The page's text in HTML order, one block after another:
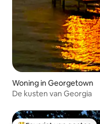
Woning in Georgetown
De kusten van Georgia